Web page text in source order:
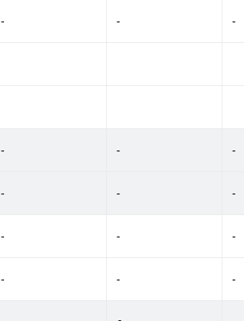
- - -
- - -
- - -
- - -
- - -